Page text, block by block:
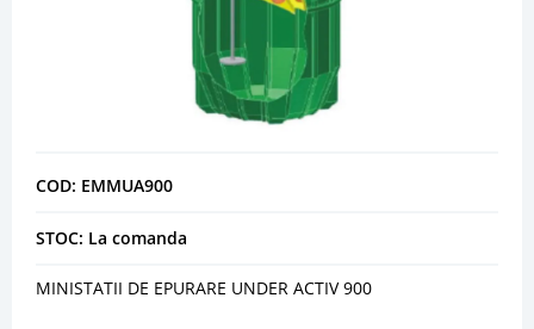
COD: EMMUA900
STOC: La comanda
MINISTATII DE EPURARE UNDER ACTIV 900